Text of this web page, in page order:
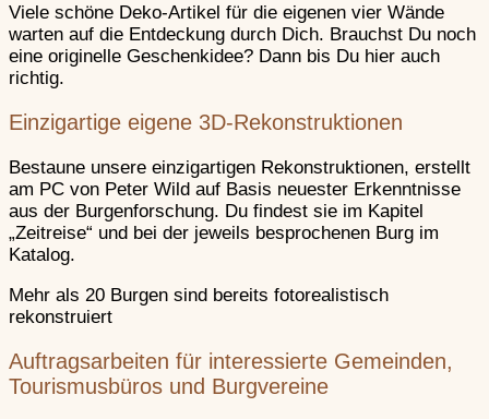
Meistersel
Südliche Weinstraße
Neu-
Neudahn
Viele schöne Deko-Artikel für die eigenen vier Wände
warten auf die Entdeckung durch Dich. Brauchst Du noch
eine originelle Geschenkidee? Dann bis Du hier auch
richtig.
Einzigartige eigene 3D-Rekonstruktionen
Bestaune unsere einzigartigen Rekonstruktionen, erstellt
am PC von Peter Wild auf Basis neuester Erkenntnisse
aus der Burgenforschung. Du findest sie im Kapitel
„Zeitreise“ und bei der jeweils besprochenen Burg im
Katalog.
Mehr als 20 Burgen sind bereits fotorealistisch
rekonstruiert
Auftragsarbeiten für interessierte Gemeinden,
Tourismusbüros und Burgvereine